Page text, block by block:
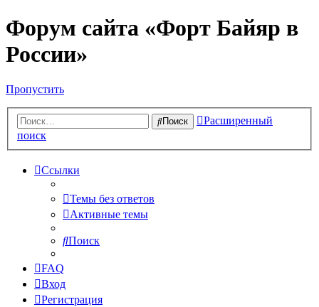
Форум сайта «Форт Байяр в
России»
Пропустить
Поиск
Расширенный
поиск
Ссылки
Темы без ответов
Активные темы
Поиск
FAQ
Вход
Регистрация